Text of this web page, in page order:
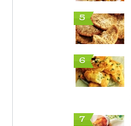
5
6
7